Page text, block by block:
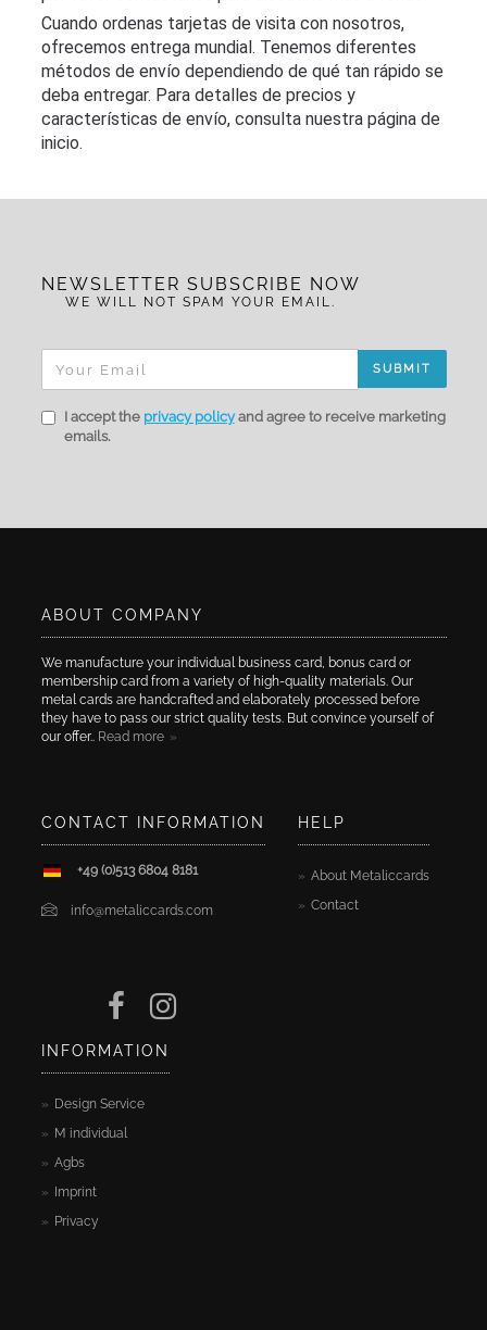
Cuando ordenas tarjetas de visita con nosotros,
ofrecemos entrega mundial. Tenemos diferentes
métodos de envío dependiendo de qué tan rápido se
deba entregar. Para detalles de precios y
características de envío, consulta nuestra página de
inicio.
NEWSLETTER SUBSCRIBE NOW
WE WILL NOT SPAM YOUR EMAIL.
SUBMIT
I accept the privacy policyand agree to receive marketing
emails.
ABOUT COMPANY
We manufacture your individual business card, bonus card or
membership card from a variety of high-quality materials. Our
metal cards are handcrafted and elaborately processed before
they have to pass our strict quality tests. But convince yourself of
our offer.. Read more
CONTACT INFORMATION
+49 (0)513 6804 8181
info@metaliccards.com
HELP
About Metaliccards
Contact
INFORMATION
Design Service
M individual
Agbs
Imprint
Privacy